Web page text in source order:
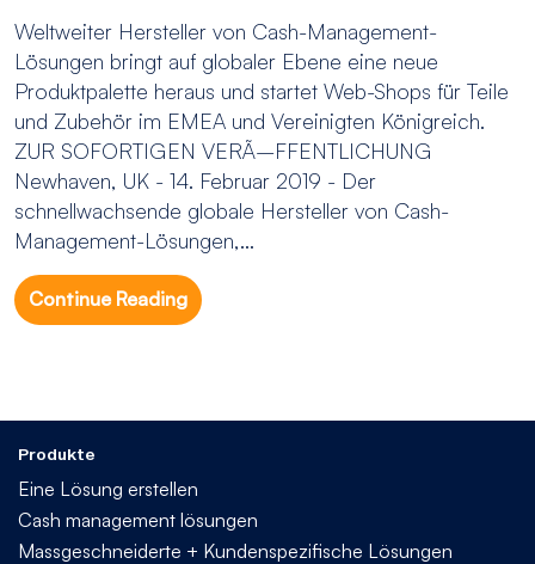
Weltweiter Hersteller von Cash-Management-
Lösungen bringt auf globaler Ebene eine neue
Produktpalette heraus und startet Web-Shops für Teile
und Zubehör im EMEA und Vereinigten Königreich.
ZUR SOFORTIGEN VERÃ–FFENTLICHUNG
Newhaven, UK - 14. Februar 2019 - Der
schnellwachsende globale Hersteller von Cash-
Management-Lösungen,...
Continue Reading
Produkte
Eine Lösung erstellen
Cash management lösungen
Massgeschneiderte + Kundenspezifische Lösungen